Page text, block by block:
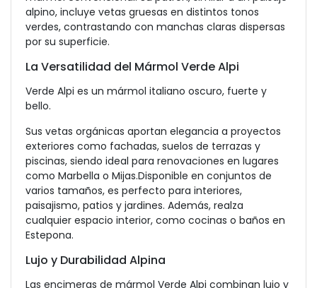
alpino, incluye vetas gruesas en distintos tonos
verdes, contrastando con manchas claras dispersas
por su superficie.
La Versatilidad del Mármol Verde Alpi
Verde Alpi es un mármol italiano oscuro, fuerte y
bello.
Sus vetas orgánicas aportan elegancia a proyectos
exteriores como fachadas, suelos de terrazas y
piscinas, siendo ideal para renovaciones en lugares
como Marbella o Mijas.Disponible en conjuntos de
varios tamaños, es perfecto para interiores,
paisajismo, patios y jardines. Además, realza
cualquier espacio interior, como cocinas o baños en
Estepona.
Lujo y Durabilidad Alpina
Las encimeras de mármol Verde Alpi combinan lujo y